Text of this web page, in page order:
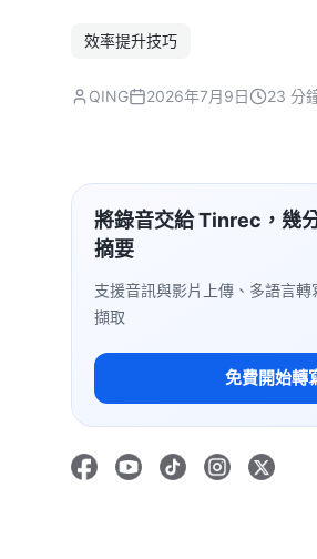
效率提升技巧
QING 2026年7月9日 23 分
將錄音交給 Tinrec，幾
摘要
支援音訊與影片上傳、多語言
擷取
免費開始轉